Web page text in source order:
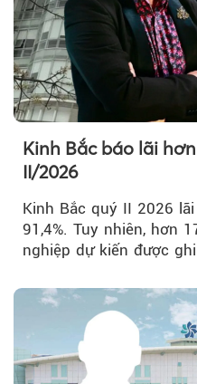
Kinh Bắc báo lãi
II/2026
Kinh Bắc quý II 2026
91,4%. Tuy nhiên, hơn
nghiệp dự kiến được